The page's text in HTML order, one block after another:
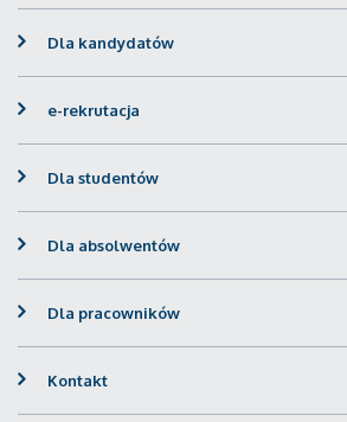
Dla kandydatów
e-rekrutacja
Dla studentów
Dla absolwentów
Dla pracowników
Kontakt